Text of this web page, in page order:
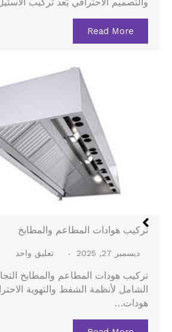
والتصميم الاحترافي يُعد تركيب
Read More
هود الستانلس في جدة
ديسمبر 27, 2025 لا توجد تعليقات
هود الستانلس في جدة – الدليل
المطاعم والمطابخ المركزية يُعد هود
Read More